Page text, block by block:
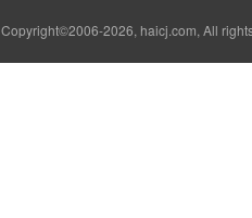
Copyright©2006-2026, haicj.com, All